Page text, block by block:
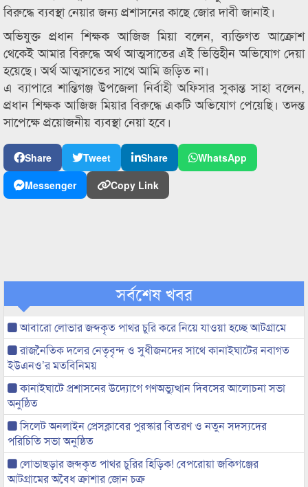
বিরুদ্ধে ব্যবস্থা নেয়ার জন্য প্রশাসনের কাছে জোর দাবী জানাই।
অভিযুক্ত প্রধান শিক্ষক আজিজ মিয়া বলেন, ব্যক্তিগত আক্রোশ
থেকেই আমার বিরুদ্ধে অর্থ আত্মসাতের এই ভিত্তিহীন অভিযোগ দেয়া
হয়েছে। অর্থ আত্মসাতের সাথে আমি জড়িত না।
এ ব্যাপারে শান্তিগঞ্জ উপজেলা নির্বাহী অফিসার সুকান্ত সাহা বলেন,
প্রধান শিক্ষক আজিজ মিয়ার বিরুদ্ধে একটি অভিযোগ পেয়েছি। তদন্ত
সাপেক্ষে প্রয়োজনীয় ব্যবস্থা নেয়া হবে।
Share Tweet Share
WhatsApp
Messenger
Copy Link
সর্বশেষ খবর
আবারো লোভার জব্দকৃত পাথর চুরি করে নিয়ে যাওয়া হচ্ছে আটগ্রামে
রাজনৈতিক দলের নেতৃবৃন্দ ও সুধীজনদের সাথে কানাইঘাটের নবাগত
ইউএনও’র মতবিনিময়
কানাইঘাটে প্রশাসনের উদ্যোগে গণঅভ্যুত্থান দিবসের আলোচনা সভা
অনুষ্ঠিত
সিলেট অনলাইন প্রেসক্লাবের পুরস্কার বিতরণ ও নতুন সদস্যদের
পরিচিতি সভা অনুষ্ঠিত
লোভাছড়ার জব্দকৃত পাথর চুরির হিড়িক! বেপরোয়া জকিগঞ্জের
আটগ্রামের অবৈধ ক্রাশার জোন চক্র